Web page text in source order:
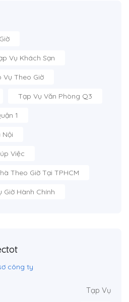
Vụ Khách Sạn
Vụ Theo Giờ
Tạp Vụ Văn Phòng Q3
1
Nội
Việc
Theo Giờ Tại TPHCM
Giờ Hành Chính
công ty
Tạp Vụ